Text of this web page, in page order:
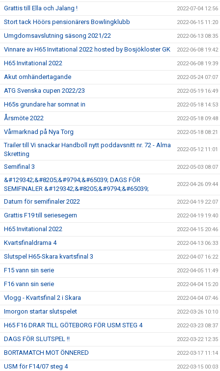
Grattis till Ella och Jalang ! 2022-07-04 12:56
Stort tack Höörs pensionärers Bowlingklubb 2022-06-15 11:20
Umgdomsavslutning säsong 2021/22 2022-06-13 08:35
Vinnare av H65 Invitational 2022 hosted by Bosjökloster GK 2022-06-08 19:42
H65 Invitational 2022 2022-06-08 19:39
Akut omhändertagande 2022-05-24 07:07
ATG Svenska cupen 2022/23 2022-05-19 16:49
H65s grundare har somnat in 2022-05-18 14:53
Årsmöte 2022 2022-05-18 09:48
Vårmarknad på Nya Torg 2022-05-18 08:21
Trailer till Vi snackar Handboll nytt poddavsnitt nr. 72 - Alma
Skretting
2022-05-12 11:01
Semifinal 3 2022-05-03 08:07
&#129342;&#8205;&#9794;&#65039; DAGS FÖR
SEMIFINALER &#129342;&#8205;&#9794;&#65039;
2022-04-26 09:44
Datum för semifinaler 2022 2022-04-19 22:07
Grattis F19 till seriesegern 2022-04-19 19:40
H65 Invitational 2022 2022-04-15 20:46
Kvartsfinaldrama 4 2022-04-13 06:33
Slutspel H65-Skara kvartsfinal 3 2022-04-07 16:22
F15 vann sin serie 2022-04-05 11:49
F16 vann sin serie 2022-04-04 15:20
Vlogg - Kvartsfinal 2 i Skara 2022-04-04 07:46
Imorgon startar slutspelet 2022-03-26 10:10
H65 F16 DRAR TILL GÖTEBORG FÖR USM STEG 4 2022-03-23 08:37
DAGS FÖR SLUTSPEL !! 2022-03-22 12:35
BORTAMATCH MOT ÖNNERED 2022-03-17 11:14
USM för F14/07 steg 4 2022-03-15 00:03